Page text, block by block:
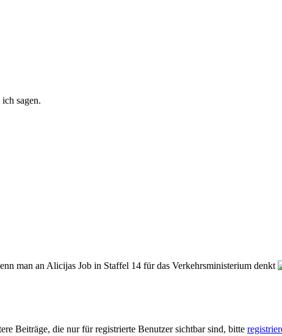
sagen.
man an Alicijas Job in Staffel 14 für das Verkehrsministerium denkt
Beiträge, die nur für registrierte Benutzer sichtbar sind, bitte